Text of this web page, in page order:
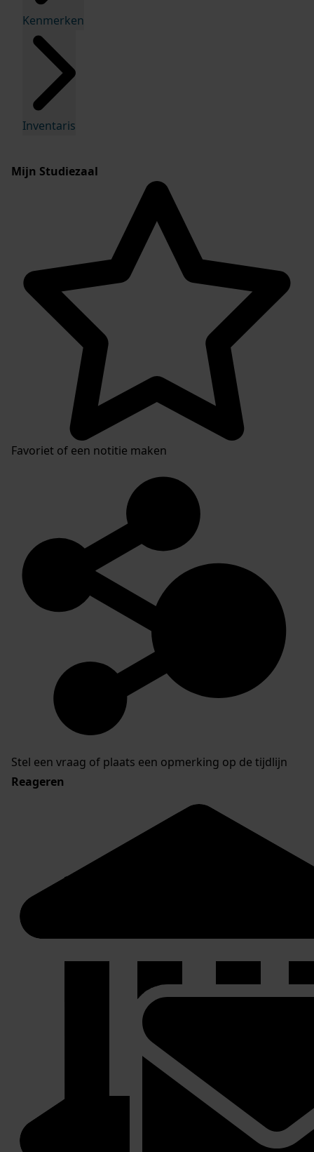
Kenmerken
Inventaris
Mijn Studiezaal
Favoriet of een notitie maken
Stel een vraag of plaats een opmerking op de tijdlijn
Reageren